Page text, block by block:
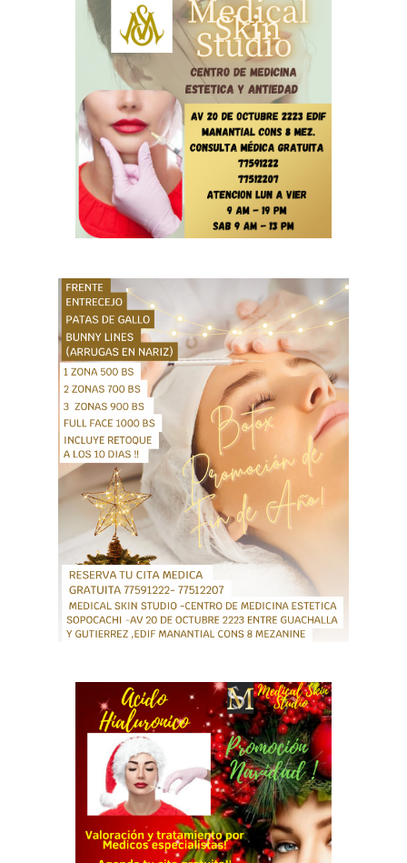
Share on WhatsApp
Share on Email
Copy url